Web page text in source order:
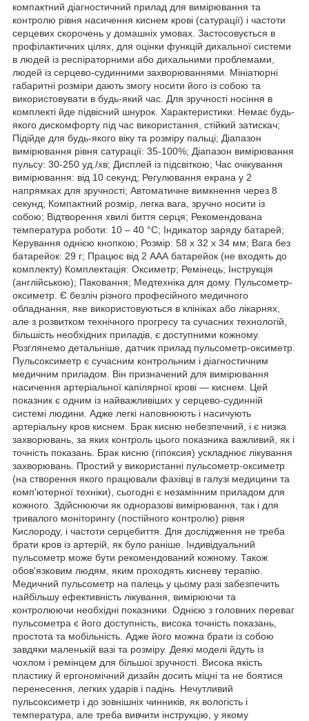
компактний діагностичний прилад для вимірювання та
контролю рівня насичення киснем крові (сатурації) і частоти
серцевих скорочень у домашніх умовах. Застосовується в
профілактичних цілях, для оцінки функцій дихальної системи
в людей із респіраторними або дихальними проблемами,
людей із серцево-судинними захворюваннями. Мініатюрні
габаритні розміри дають змогу носити його із собою та
використовувати в будь-який час. Для зручності носіння в
комплекті йде підвісний шнурок. Характеристики: Немає будь-
якого дискомфорту під час використання, стійкий затискач;
Підійде для будь-якого віку та розміру пальці; Діапазон
вимірювання рівня сатурації: 35-100%; Діапазон вимірювання
пульсу: 30-250 уд./хв; Дисплей із підсвіткою; Час очікування
вимірювання: від 10 секунд; Регулювання екрана у 2
напрямках для зручності; Автоматичне вимкнення через 8
секунд; Компактний розмір, легка вага, зручно носити із
собою; Відтворення хвилі биття серця; Рекомендована
температура роботи: 10 – 40 °C; Індикатор заряду батарей;
Керування однією кнопкою; Розмір: 58 х 32 х 34 мм; Вага без
батарейок: 29 г; Працює від 2 ААА батарейок (не входять до
комплекту) Комплектація: Оксиметр; Ремінець; Інструкція
(англійською); Паковання; Медтехніка для дому. Пульсометр-
оксиметр. Є безліч різного професійного медичного
обладнання, яке використовуються в клініках або лікарнях,
але з розвитком технічного прогресу та сучасних технологій,
більшість необхідних приладів, є доступними кожному.
Розглянемо детальніше, датчик прилад пульсометр-оксиметр.
Пульсоксиметр є сучасним контрольним і діагностичним
медичним приладом. Він призначений для вимірювання
насичення артеріальної капілярної крові — киснем. Цей
показник є одним із найважливіших у серцево-судинній
системі людини. Адже легкі наповнюють і насичують
артеріальну кров киснем. Брак кисню небезпечний, і є низка
захворювань, за яких контроль цього показника важливий, як і
точність показань. Брак кисню (гіпоксия) ускладнює лікування
захворювань. Простий у використанні пульсометр-оксиметр
(на створення якого працювали фахівці в галузі медицини та
комп'ютерної техніки), сьогодні є незамінним приладом для
кожного. Здійснюючи як одноразові вимірювання, так і для
тривалого моніторингу (постійного контролю) рівня
Кислороду, і частоти серцебиття. Для дослідження не треба
брати кров із артерій, як було раніше. Індивідуальний
пульсометр може бути рекомендований кожному. Також
обов'язковим людям, яким проходять кисневу терапію.
Медичний пульсометр на палець у цьому разі забезпечить
найбільшу ефективність лікування, вимірюючи та
контролюючи необхідні показники. Однією з головних переваг
пульсометра є його доступність, висока точність показань,
простота та мобільність. Адже його можна брати із собою
завдяки маленькій вазі та розміру. Деякі моделі йдуть із
чохлом і ремінцем для більшої зручності. Висока якість
пластику й ергономічний дизайн досить міцні та не боятися
перенесення, легких ударів і падінь. Нечутливий
пульсоксиметр і до зовнішніх чинників, як вологість і
температура, але треба вивчити інструкцію, у якому